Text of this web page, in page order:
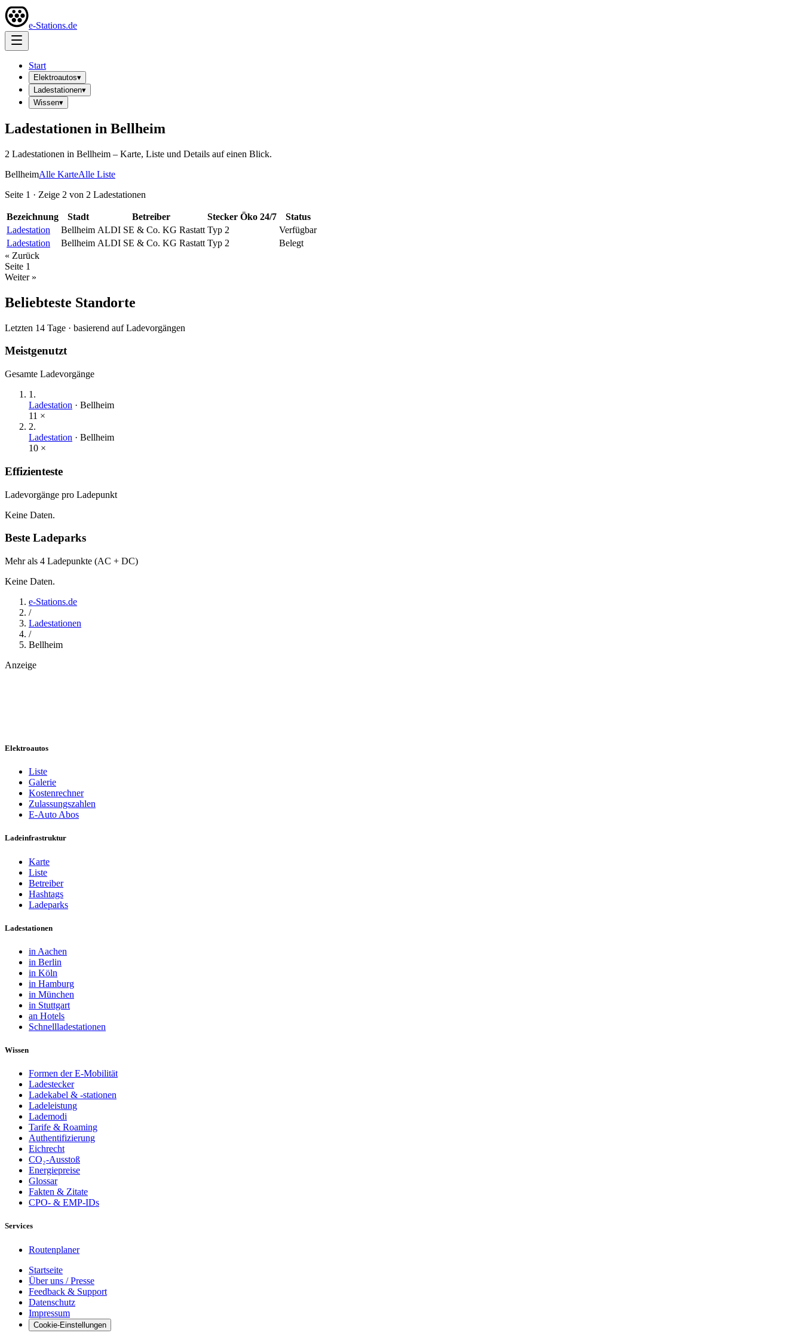
e-Stations.de
Start
Elektroautos▾
Ladestationen▾
Wissen▾
Ladestationen in Bellheim
2 Ladestationen in Bellheim – Karte, Liste und Details auf einen Blick.
BellheimAlle KarteAlle Liste
Seite 1 · Zeige 2 von 2 Ladestationen
Bezeichnung Stadt Betreiber Stecker Öko 24/7
Status
Ladestation
Bellheim ALDI SE & Co. KG Rastatt Typ 2
Verfügbar
Ladestation
Bellheim ALDI SE & Co. KG Rastatt Typ 2
Belegt
« Zurück
Seite 1
Weiter »
Beliebteste Standorte
Letzten 14 Tage · basierend auf Ladevorgängen
Meistgenutzt
Gesamte Ladevorgänge
1 .
Ladestation · Bellheim
11 ×
2.
Ladestation · Bellheim
10 ×
Effizienteste
Ladevorgänge pro Ladepunkt
Keine Daten.
Beste Ladeparks
Mehr als 4 Ladepunkte (AC + DC)
Keine Daten.
e-Stations.de
/
Ladestationen
/
Bellheim
Anzeige
Elektroautos
Liste
Galerie
Kostenrechner
Zulassungszahlen
E-Auto Abos
Ladeinfrastruktur
Karte
Liste
Betreiber
Hashtags
Ladeparks
Ladestationen
in Aachen
in Berlin
in Köln
in Hamburg
in München
in Stuttgart
an Hotels
Schnellladestationen
Wissen
Formen der E-Mobilität
Ladestecker
Ladekabel & -stationen
Ladeleistung
Lademodi
Tarife & Roaming
Authentifizierung
Eichrecht
CO₂-Ausstoß
Energiepreise
Glossar
Fakten & Zitate
CPO- & EMP-IDs
Services
Routenplaner
Startseite
Über uns / Presse
Feedback & Support
Datenschutz
Impressum
Cookie-Einstellungen